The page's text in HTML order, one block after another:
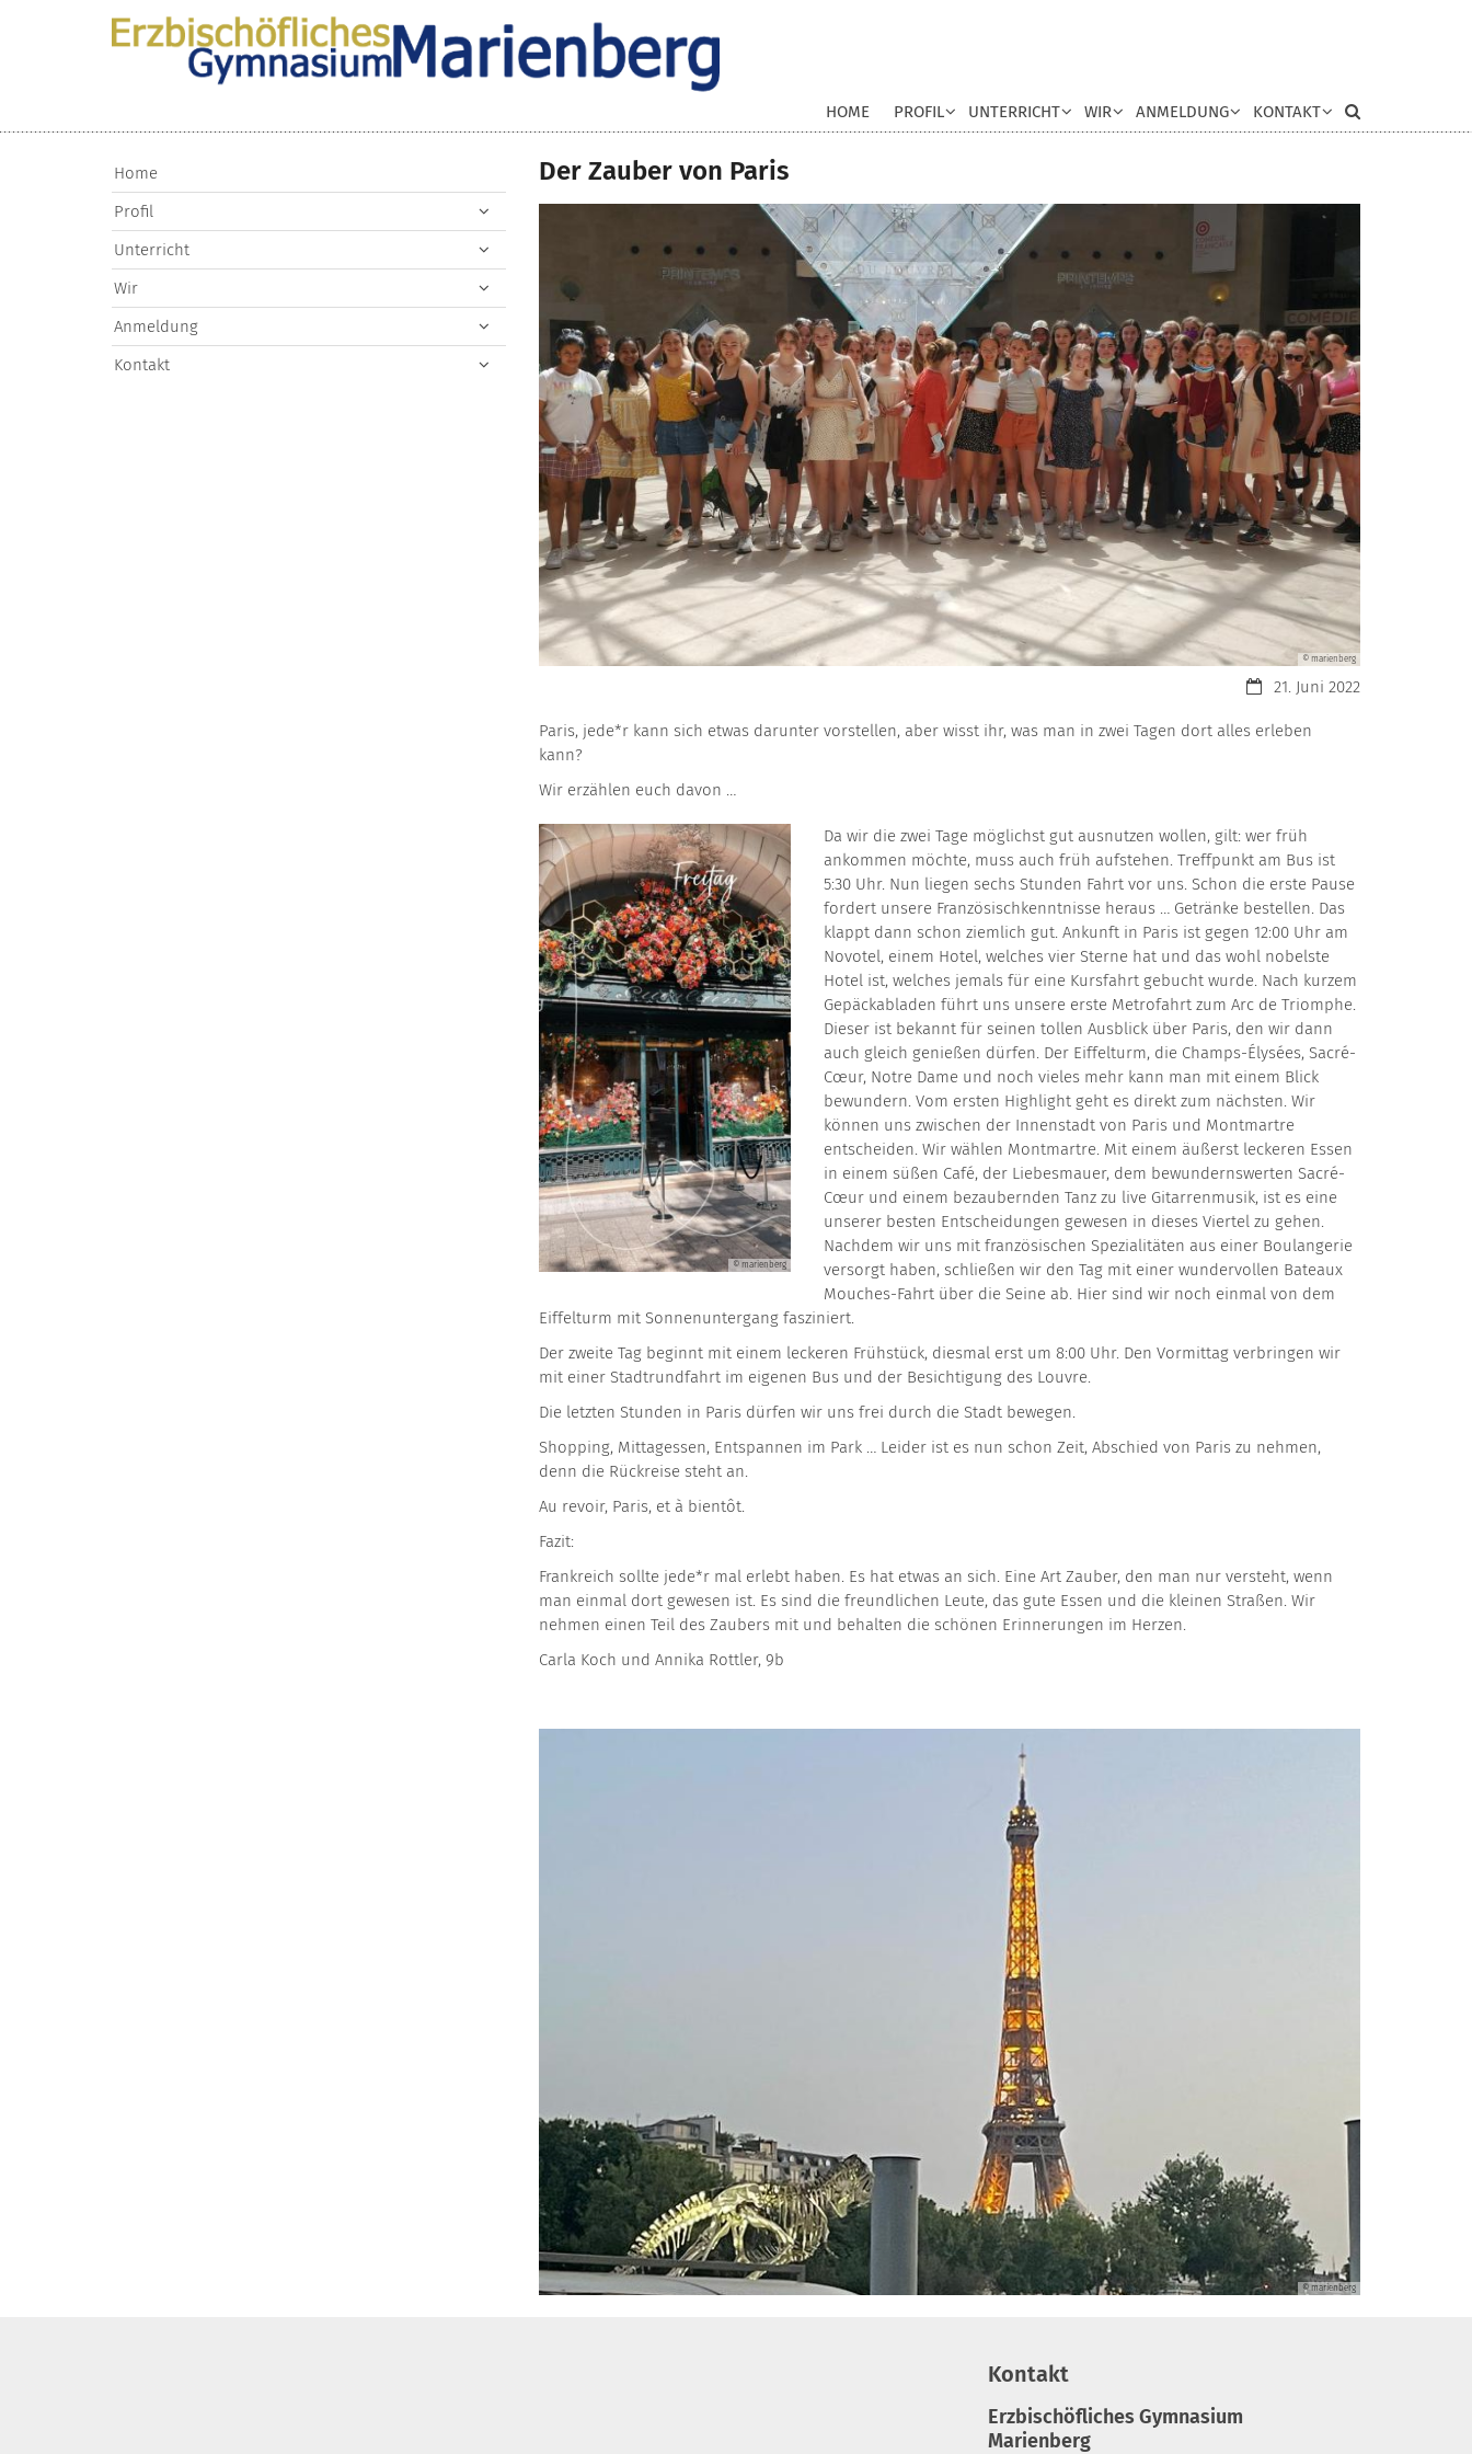
HOME PROFIL UNTERRICHT WIR ANMELDUNG KONTAKT
Der Zauber von Paris
© marienberg
Datum:21. Juni 2022
Paris, jede*r kann sich etwas darunter vorstellen, aber wisst ihr, was man in zwei Tagen dort alles erleben
kann?
Wir erzählen euch davon …
© marienberg
Da wir die zwei Tage möglichst gut ausnutzen wollen, gilt: wer früh
ankommen möchte, muss auch früh aufstehen. Treffpunkt am Bus ist
5:30 Uhr. Nun liegen sechs Stunden Fahrt vor uns. Schon die erste Pause
fordert unsere Französischkenntnisse heraus … Getränke bestellen. Das
klappt dann schon ziemlich gut. Ankunft in Paris ist gegen 12:00 Uhr am
Novotel, einem Hotel, welches vier Sterne hat und das wohl nobelste
Hotel ist, welches jemals für eine Kursfahrt gebucht wurde. Nach kurzem
Gepäckabladen führt uns unsere erste Metrofahrt zum Arc de Triomphe.
Dieser ist bekannt für seinen tollen Ausblick über Paris, den wir dann
auch gleich genießen dürfen. Der Eiffelturm, die Champs-Élysées, Sacré-
Cœur, Notre Dame und noch vieles mehr kann man mit einem Blick
bewundern. Vom ersten Highlight geht es direkt zum nächsten. Wir
können uns zwischen der Innenstadt von Paris und Montmartre
entscheiden. Wir wählen Montmartre. Mit einem äußerst leckeren Essen
in einem süßen Café, der Liebesmauer, dem bewundernswerten Sacré-
Cœur und einem bezaubernden Tanz zu live Gitarrenmusik, ist es eine
unserer besten Entscheidungen gewesen in dieses Viertel zu gehen.
Nachdem wir uns mit französischen Spezialitäten aus einer Boulangerie
versorgt haben, schließen wir den Tag mit einer wundervollen Bateaux
Mouches-Fahrt über die Seine ab. Hier sind wir noch einmal von dem
Eiffelturm mit Sonnenuntergang fasziniert.
Der zweite Tag beginnt mit einem leckeren Frühstück, diesmal erst um 8:00 Uhr. Den Vormittag verbringen wir
mit einer Stadtrundfahrt im eigenen Bus und der Besichtigung des Louvre.
Die letzten Stunden in Paris dürfen wir uns frei durch die Stadt bewegen.
Shopping, Mittagessen, Entspannen im Park … Leider ist es nun schon Zeit, Abschied von Paris zu nehmen,
denn die Rückreise steht an.
Au revoir, Paris, et à bientôt.
Fazit:
Frankreich sollte jede*r mal erlebt haben. Es hat etwas an sich. Eine Art Zauber, den man nur versteht, wenn
man einmal dort gewesen ist. Es sind die freundlichen Leute, das gute Essen und die kleinen Straßen. Wir
nehmen einen Teil des Zaubers mit und behalten die schönen Erinnerungen im Herzen.
Carla Koch und Annika Rottler, 9b
© marienberg
Home
Profil
Unterricht
Wir
Anmeldung
Kontakt
Kontakt
Erzbischöfliches Gymnasium
Marienberg